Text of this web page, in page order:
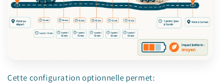
Cette configuration optionnelle permet: